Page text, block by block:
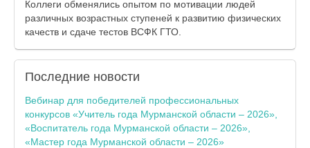
Коллеги обменялись опытом по мотивации людей
различных возрастных ступеней к развитию физических
качеств и сдаче тестов ВСФК ГТО.
Последние новости
Вебинар для победителей профессиональных
конкурсов «Учитель года Мурманской области – 2026»,
«Воспитатель года Мурманской области – 2026»,
«Мастер года Мурманской области – 2026»